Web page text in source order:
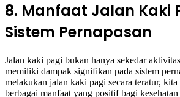
8. Manfaat Jalan Kaki
Sistem Pernapasan
Jalan kaki pagi bukan hanya sekedar
memiliki dampak signifikan pada sistem
melakukan jalan kaki pagi secara teratur, kita
berbagai manfaat yang positif bagi kesehatan